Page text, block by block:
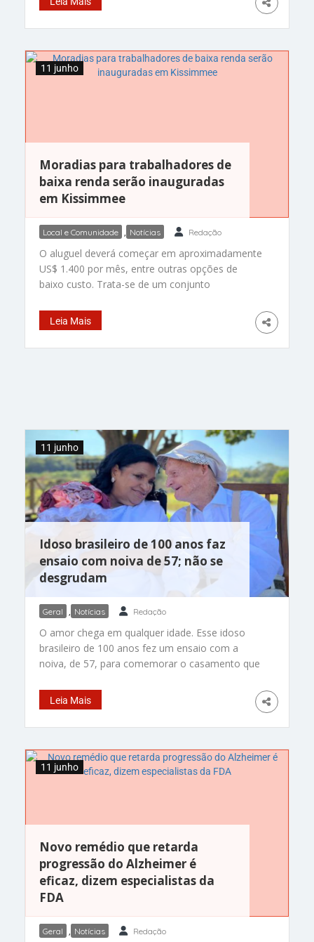
botão no final da página e entre na LISTA DE
ESPERA. Em breve, um membro da nossa equipe
Moradias para trabalhadores de
baixa renda serão inauguradas
em Kissimmee
11 junho
Local e Comunidade , Notícias Redação
O aluguel deverá começar em aproximadamente
US$ 1.400 por mês, entre outras opções de
baixo custo. Trata-se de um conjunto
inaugurado no próximo mês, na área central de
Kissimmee Da Redação – Um conjunto
habitacional para trabalhadores será inaugurado
Leia Mais
Idoso brasileiro de 100 anos faz
ensaio com noiva de 57; não se
desgrudam
11 junho
Geral , Notícias Redação
O amor chega em qualquer idade. Esse idoso
brasileiro de 100 anos fez um ensaio com a
noiva, de 57, para comemorar o casamento que
Pinto da Silva e Maria Nilza Rodrigues dos
Santos se conheceram em 2006 na Casa de
Saúde Santa Izabel (CSSO), em
Leia Mais
Novo remédio que retarda
progressão do Alzheimer é
eficaz, dizem especialistas da
FDA
11 junho
Geral , Notícias Redação